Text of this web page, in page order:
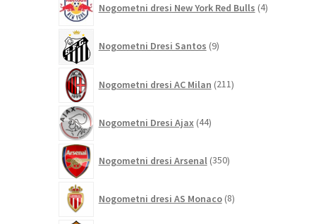
Nogometni dresi New York Red Bulls 4izdelki
Nogometni Dresi Santos 9izdelkov
Nogometni dresi AC Milan 211izdelkov
Nogometni Dresi Ajax 44izdelkov
Nogometni dresi Arsenal 350izdelkov
Nogometni dresi AS Monaco 8izdelkov